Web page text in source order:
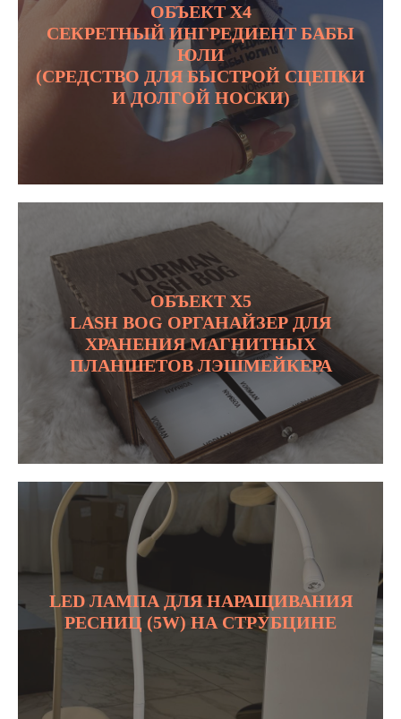
ОБЪЕКТ Х4
СЕКРЕТНЫЙ ИНГРЕДИЕНТ БАБЫ
ЮЛИ
(СРЕДСТВО ДЛЯ БЫСТРОЙ СЦЕПКИ
И ДОЛГОЙ НОСКИ)
ОБЪЕКТ Х5
LASH BOG ОРГАНАЙЗЕР ДЛЯ
ХРАНЕНИЯ МАГНИТНЫХ
ПЛАНШЕТОВ ЛЭШМЕЙКЕРА
LED ЛАМПА ДЛЯ НАРАЩИВАНИЯ
РЕСНИЦ (5W) НА СТРУБЦИНЕ